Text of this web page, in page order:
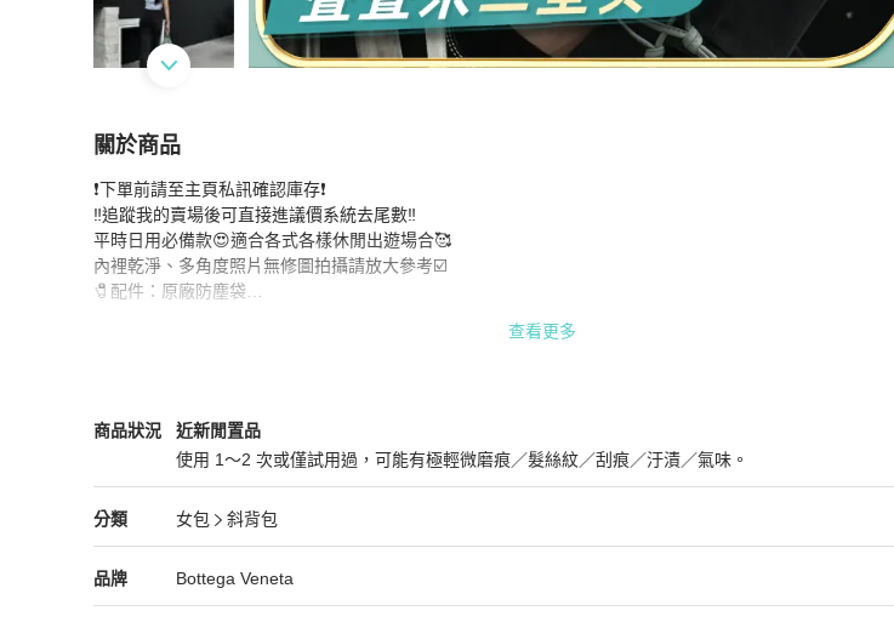
關於商品
關於97新🔥Bv Tiffany綠吊床包🔥網美必備單品🔥
❗️下單前請至主頁私訊確認庫存❗️
‼️追蹤我的賣場後可直接進議價系統去尾數‼️
平時日用必備款😍適合各式各樣休閒出遊場合🥰
內裡乾淨、多角度照片無修圖拍攝請放大參考☑️
🧷配件：原廠防塵袋
查看更多
商品狀況
Bottega Veneta女包商品狀態與細節
近新閒置品
使用 1～2 次或僅試用過，可能有極輕微磨痕／髮絲紋／刮痕／汙漬／氣味。
近新閒置品
分類
Bottega Veneta 女包分類資訊
女包
斜背包
女包/斜背包推薦
品牌
Bottega Veneta精品女包品牌介紹
Bottega Veneta
Bottega Veneta推薦清單